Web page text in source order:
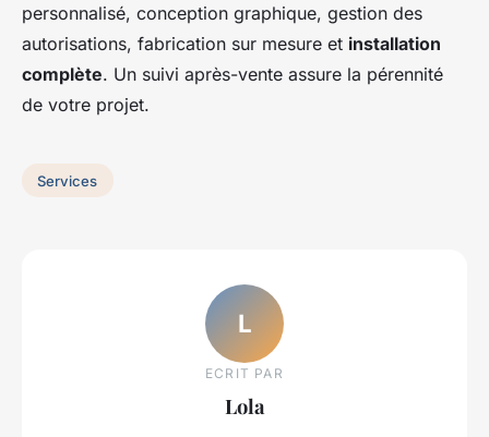
personnalisé, conception graphique, gestion des
autorisations, fabrication sur mesure et installation
complète. Un suivi après-vente assure la pérennité
de votre projet.
Services
L
ECRIT PAR
Lola